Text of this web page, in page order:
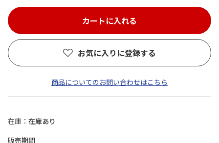
お気に入りに登録する
商品についてのお問い合わせはこちら
在庫
在庫あり
販売期間